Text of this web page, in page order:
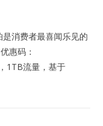
是消费者最喜闻乐见的
惠码：
1TB流量，基于